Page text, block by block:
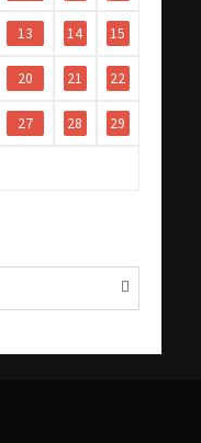
13 14 15
20 21 22
27 28 29